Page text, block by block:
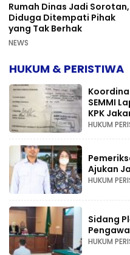
Rumah Dinas Jadi Sorotan,
Diduga Ditempati Pihak
yang Tak Berhak
NEWS
HUKUM & PERISTIWA
SEMMI
KPK
HUKUM
Ajukan
HUKUM
Sidang
HUKUM